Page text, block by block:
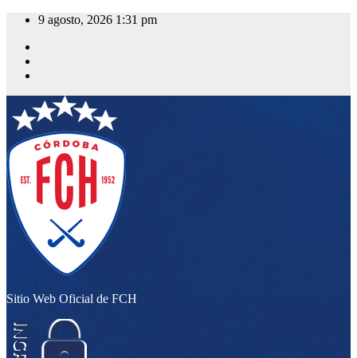
Saltar
contenido
9 agosto, 2026 1:31 pm
Sitio Web Oficial de FCH